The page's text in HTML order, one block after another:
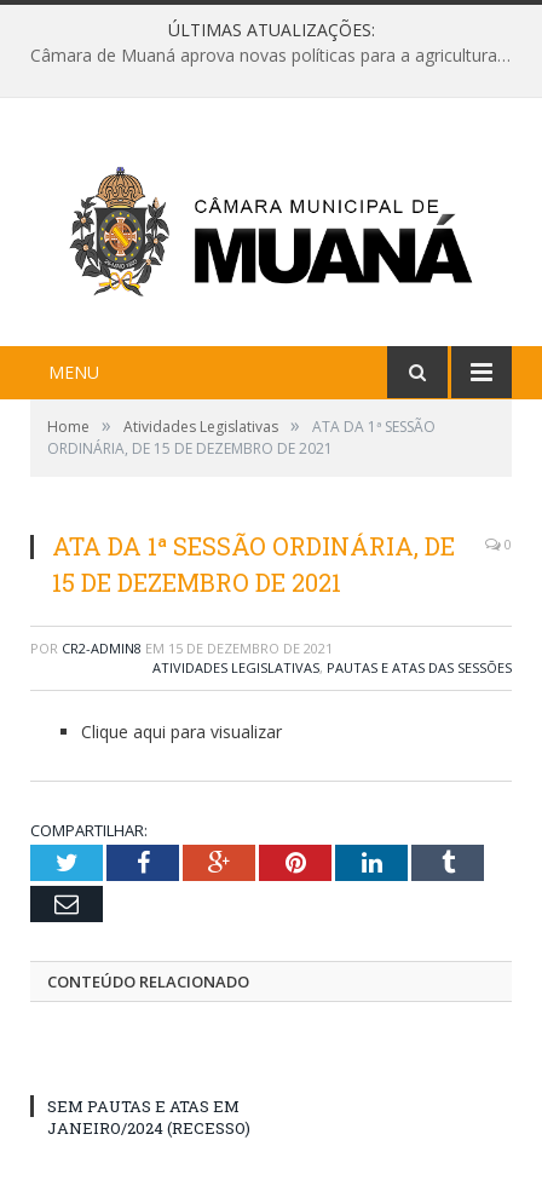
ÚLTIMAS ATUALIZAÇÕES:
Câmara de Muaná aprova novas políticas para a agricultura e solicita reforma da Ponte do Reduto
MENU
Home » Atividades Legislativas »
ATA DA 1ª SESSÃO
ORDINÁRIA, DE 15 DE DEZEMBRO DE 2021
ATA DA 1ª SESSÃO ORDINÁRIA, DE
15 DE DEZEMBRO DE 2021
0
POR CR2-ADMIN8 EM 15 DE DEZEMBRO DE 2021
ATIVIDADES LEGISLATIVAS, PAUTAS E ATAS DAS SESSÕES
Clique aqui para visualizar
COMPARTILHAR:
TwitterFacebookGoogle+PinterestLinkedInTumblr
Email
CONTEÚDO RELACIONADO
SEM PAUTAS E ATAS EM
JANEIRO/2024 (RECESSO)